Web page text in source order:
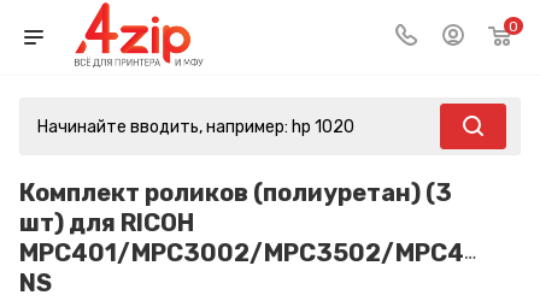
0
Комплект роликов (полиуретан) (3
шт) для RICOH
MPC401/MPC3002/MPC3502/MPC4502
NS